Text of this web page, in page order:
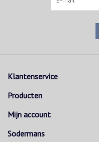
Klantenservice
Producten
Mijn account
Sodermans